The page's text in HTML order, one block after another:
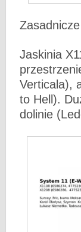
Jaskinia
Verticala),
to Hell).
dolinie